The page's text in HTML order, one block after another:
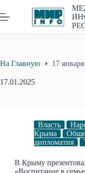
к
сути
На Главную 17
17.01.2025
Власть
Крыма
дипломатия
В Крыму